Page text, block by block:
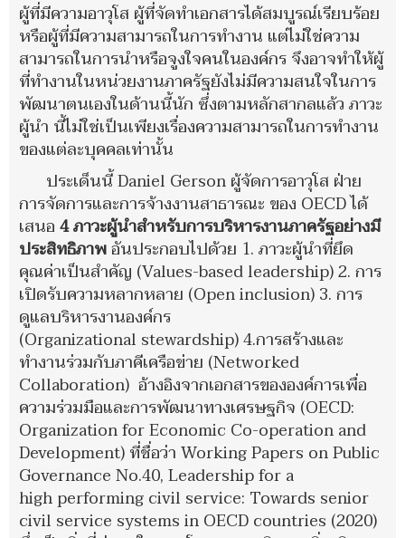
ผู้ที่มีความอาวุโส ผู้ที่จัดทำเอกสารได้สมบูรณ์เรียบร้อย
หรือผู้ที่มีความสามารถในการทำงาน แต่ไม่ใช่ความ
สามารถในการนำหรือจูงใจคนในองค์กร จึงอาจทำให้ผู้
ที่ทำงานในหน่วยงานภาครัฐยังไม่มีความสนใจในการ
พัฒนาตนเองในด้านนี้นัก ซึ่งตามหลักสากลแล้ว ภาวะ
ผู้นำ นี้ไม่ใช่เป็นเพียงเรื่องความสามารถในการทำงาน
ของแต่ละบุคคลเท่านั้น
ประเด็นนี้ Daniel Gerson ผู้จัดการอาวุโส ฝ่าย
การจัดการและการจ้างงานสาธารณะ ของ OECD ได้
เสนอ4 ภาวะผู้นำสำหรับการบริหารงานภาครัฐอย่างมี
ประสิทธิภาพอันประกอบไปด้วย 1. ภาวะผู้นำที่ยึด
คุณค่าเป็นสำคัญ (Values-based leadership) 2. การ
เปิดรับความหลากหลาย (Open inclusion) 3. การ
ดูแลบริหารงานองค์กร
(Organizational stewardship)4.การสร้างและ
ทำงานร่วมกับภาคีเครือข่าย (Networked
Collaboration) อ้างอิงจากเอกสารขององค์การเพื่อ
ความร่วมมือและการพัฒนาทางเศรษฐกิจ (OECD:
Organization for Economic Co-operation and
Development) ที่ชื่อว่า Working Papers on Public
Governance No.40,Leadership for a
highperforming civil service: Towards senior
civil service systems in OECD countries (2020)